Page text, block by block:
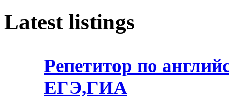
Latest listings
Репетитор по
ЕГЭ,ГИА